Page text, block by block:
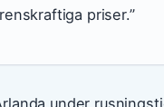
priser.”
under